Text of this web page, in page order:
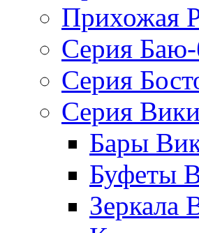
Прихожая
Серия
Серия
Серия
Бары
Буфеты
Зеркала